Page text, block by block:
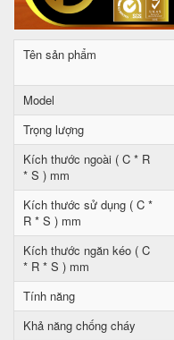
Tên sản phẩm
Model
Trọng lượng
Kích thước ngoài ( C * R
* S ) mm
Kích thước sử dụng ( C *
R * S ) mm
Kích thước ngăn kéo ( C
* R * S ) mm
Tính năng
Khả năng chống cháy